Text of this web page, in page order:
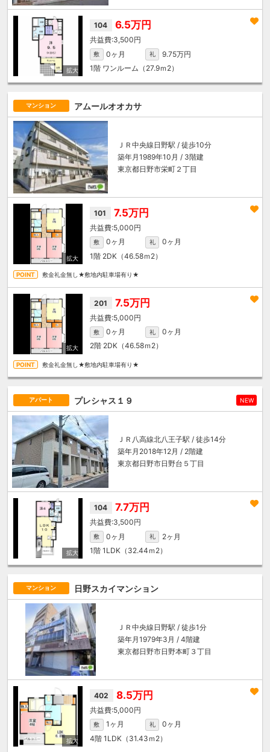
104 6.5万円
3,500円
敷 0ヶ月 礼
9.75万円
1階 ワンルーム（27.9ｍ 2）
マンション アムールオオカサ
ＪＲ中央線 日野駅 / 徒歩10分
築年月1989年10月 / 3階建
東京都日野市栄町２丁目
101 7.5万円
5,000円
敷 0ヶ月 礼
0ヶ月
1階 2DK（46.58ｍ 2）
敷金礼金無し★敷地内駐車場有り★
201 7.5万円
5,000円
敷 0ヶ月 礼
0ヶ月
2階 2DK（46.58ｍ 2）
敷金礼金無し★敷地内駐車場有り★
アパート プレシャス１９ NEW
ＪＲ八高線北八王子駅 / 徒歩14分
築年月2018年12月 / 2階建
東京都日野市日野台５丁目
104 7.7万円
3,500円
敷 0ヶ月 礼
2ヶ月
1階 1LDK（32.44ｍ 2）
マンション 日野スカイマンション
ＪＲ中央線 日野駅 / 徒歩1分
築年月1979年3月 / 4階建
東京都日野市日野本町３丁目
402 8.5万円
5,000円
敷 1ヶ月 礼
0ヶ月
4階 1LDK（31.43ｍ 2）